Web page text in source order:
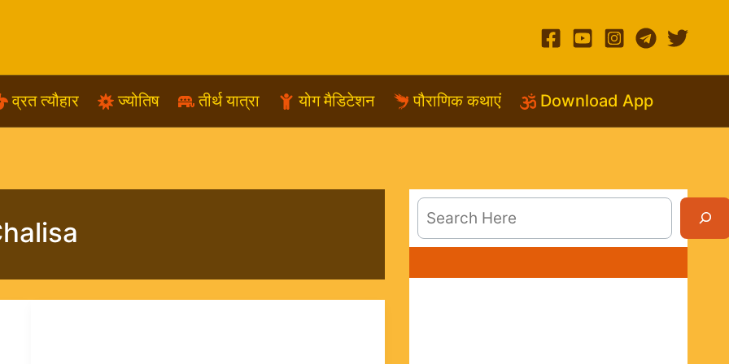
व्रत त्यौहार ज्योतिष तीर्थ यात्रा योग मैडिटेशन पौराणिक कथाएं Download App